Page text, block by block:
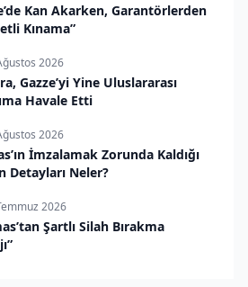
Kan Akarken, Garantörlerden
Kınama”
2026
Gazze’yi Yine Uluslararası
Havale Etti
2026
İmzalamak Zorunda Kaldığı
Detayları Neler?
2026
Şartlı Silah Bırakma